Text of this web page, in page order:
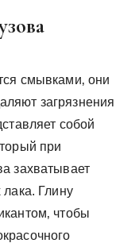
смывками‚ они
загрязнения
собой
при
захватывает
лака. Глину
чтобы